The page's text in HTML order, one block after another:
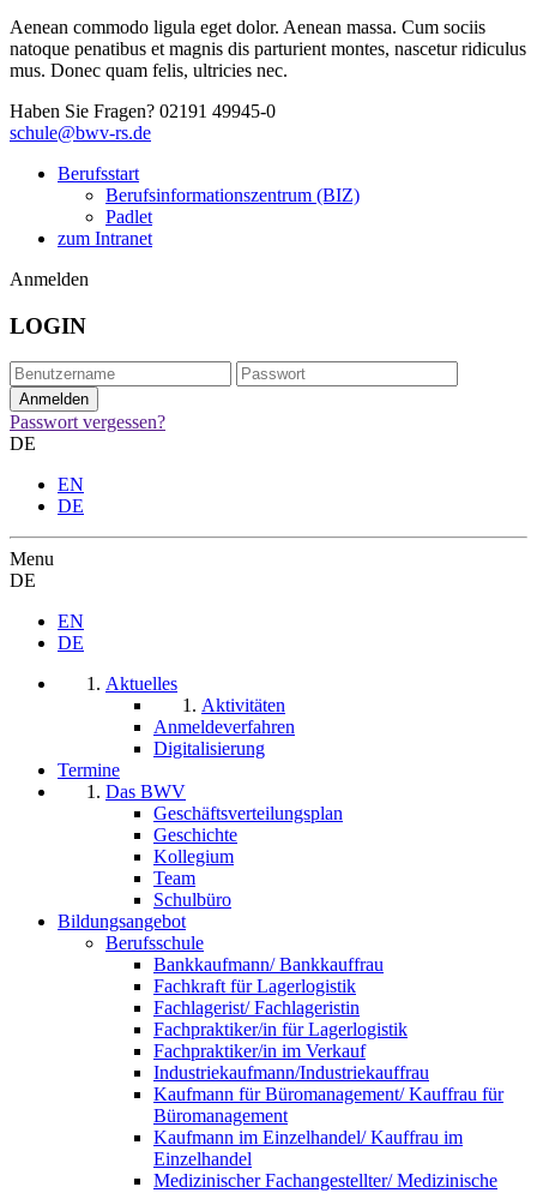
Aenean commodo ligula eget dolor. Aenean massa. Cum sociis
natoque penatibus et magnis dis parturient montes, nascetur ridiculus
mus. Donec quam felis, ultricies nec.
Haben Sie Fragen? 02191 49945-0
schule@bwv-rs.de
Berufsstart
Berufsinformationszentrum (BIZ)
Padlet
zum Intranet
Anmelden
LOGIN
Passwort vergessen?
DE
EN
DE
Menu
DE
EN
DE
Aktuelles
Aktivitäten
Anmeldeverfahren
Digitalisierung
Termine
Das BWV
Geschäftsverteilungsplan
Geschichte
Kollegium
Team
Schulbüro
Bildungsangebot
Berufsschule
Bankkaufmann/ Bankkauffrau
Fachkraft für Lagerlogistik
Fachlagerist/ Fachlageristin
Fachpraktiker/in für Lagerlogistik
Fachpraktiker/in im Verkauf
Industriekaufmann/Industriekauffrau
Kaufmann für Büromanagement/ Kauffrau für
Büromanagement
Kaufmann im Einzelhandel/ Kauffrau im
Einzelhandel
Medizinischer Fachangestellter/ Medizinische